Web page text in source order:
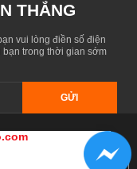
THẮNG
vui lòng điền số điện
trong thời gian sớm
GỬI